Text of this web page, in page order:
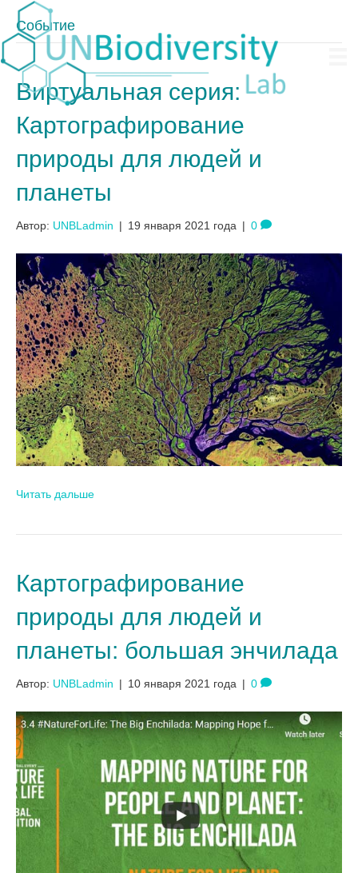
Событие
Виртуальная серия:
Картографирование
природы для людей и
планеты
Автор: UNBLadmin | 19 января 2021 года | 0
Читать дальше
Картографирование
природы для людей и
планеты: большая энчилада
Автор: UNBLadmin | 10 января 2021 года | 0